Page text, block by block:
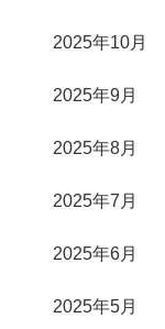
2025年10月
2025年9月
2025年8月
2025年7月
2025年6月
2025年5月